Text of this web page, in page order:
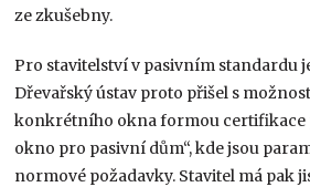
ze zkušebny.
Pro stavitelství v pasivním standardu
Dřevařský ústav proto přišel s
konkrétního okna formou certifikace
okno pro pasivní dům“, kde jsou
normové požadavky. Stavitel má pak